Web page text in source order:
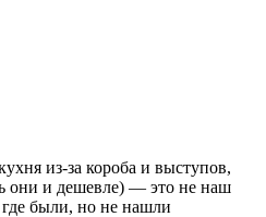
из-за короба и выступов,
они и дешевле) — это не наш
были, но не нашли